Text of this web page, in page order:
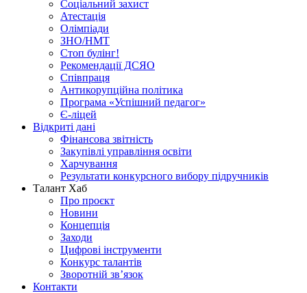
Соціальний захист
Атестація
Олімпіади
ЗНО/НМТ
Стоп булінг!
Рекомендації ДСЯО
Співпраця
Антикорупційна політика
Програма «Успішний педагог»
Є-ліцей
Відкриті дані
Фінансова звітність
Закупівлі управління освіти
Харчування
Результати конкурсного вибору підручників
Талант Хаб
Про проєкт
Новини
Концепція
Заходи
Цифрові інструменти
Конкурс талантів
Зворотній зв’язок
Контакти